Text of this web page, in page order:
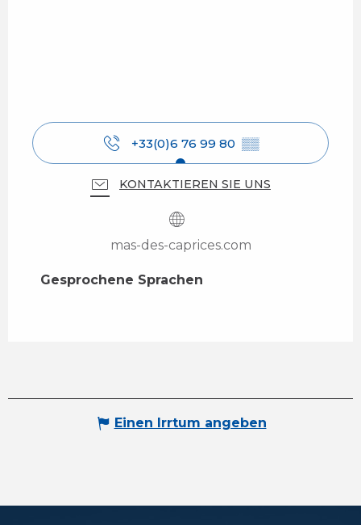
+33(0)6 76 99 80 ▒▒
KONTAKTIEREN SIE UNS
mas-des-caprices.com
Gesprochene Sprachen
Gesprochene Sprachen
Einen Irrtum angeben